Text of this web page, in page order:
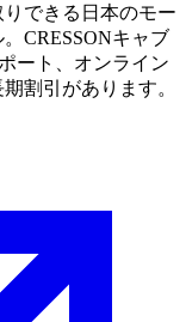
できる日本のモー
CRESSONキャブ
ート、オンライン
割引があります。